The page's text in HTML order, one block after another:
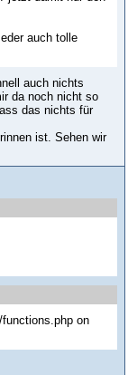
auch tolle
auch nichts
da noch nicht so
das nichts für
ist. Sehen wir
on